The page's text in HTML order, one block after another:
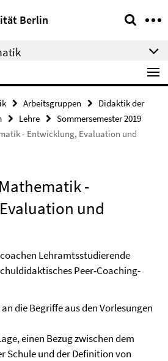
Berlin
Arbeitsgruppen
Didaktik der
Lehre
Sommersemester 2019
- Entwicklung, Evaluation und
-
und
Lehramtsstudierende
Peer-Coaching-
die Begriffe aus den Vorlesungen
einen Bezug zwischen dem
Schule und der Definition von